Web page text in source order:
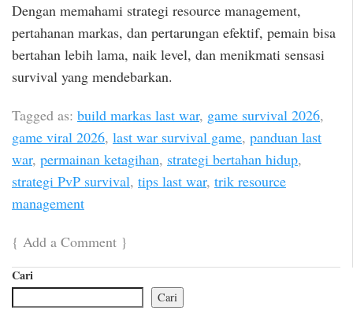
Dengan memahami strategi resource management,
pertahanan markas, dan pertarungan efektif, pemain bisa
bertahan lebih lama, naik level, dan menikmati sensasi
survival yang mendebarkan.
Tagged as: build markas last war, game survival 2026,
game viral 2026, last war survival game, panduan last
war, permainan ketagihan, strategi bertahan hidup,
strategi PvP survival, tips last war, trik resource
management
{ Add a Comment }
Cari
Cari